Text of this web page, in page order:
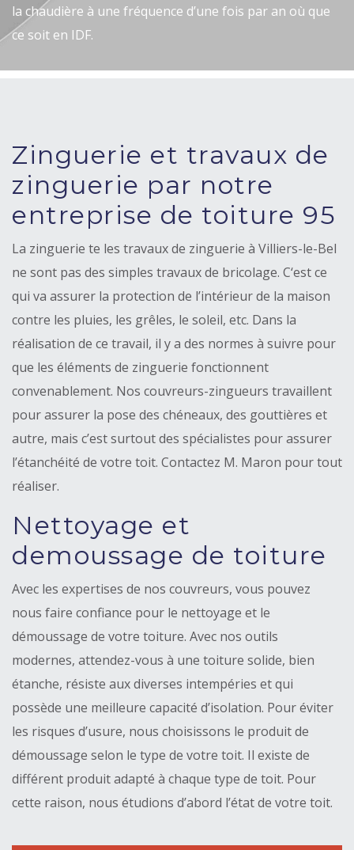
la chaudière à une fréquence d’une fois par an où que
ce soit en IDF.
Zinguerie et travaux de
zinguerie par notre
entreprise de toiture 95
La zinguerie te les travaux de zinguerie à Villiers-le-Bel
ne sont pas des simples travaux de bricolage. C‘est ce
qui va assurer la protection de l’intérieur de la maison
contre les pluies, les grêles, le soleil, etc. Dans la
réalisation de ce travail, il y a des normes à suivre pour
que les éléments de zinguerie fonctionnent
convenablement. Nos couvreurs-zingueurs travaillent
pour assurer la pose des chéneaux, des gouttières et
autre, mais c’est surtout des spécialistes pour assurer
l’étanchéité de votre toit. Contactez M. Maron pour tout
réaliser.
Nettoyage et
demoussage de toiture
Avec les expertises de nos couvreurs, vous pouvez
nous faire confiance pour le nettoyage et le
démoussage de votre toiture. Avec nos outils
modernes, attendez-vous à une toiture solide, bien
étanche, résiste aux diverses intempéries et qui
possède une meilleure capacité d’isolation. Pour éviter
les risques d’usure, nous choisissons le produit de
démoussage selon le type de votre toit. Il existe de
différent produit adapté à chaque type de toit. Pour
cette raison, nous étudions d’abord l’état de votre toit.